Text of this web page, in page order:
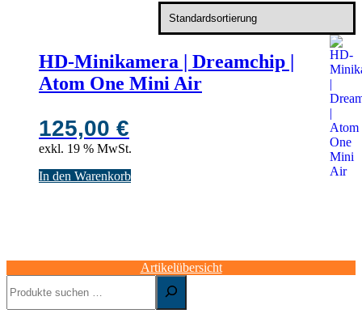
HD-Minikamera | Dreamchip |
Atom One Mini Air
125,00 €
exkl. 19 % MwSt.
In den Warenkorb
Artikelübersicht